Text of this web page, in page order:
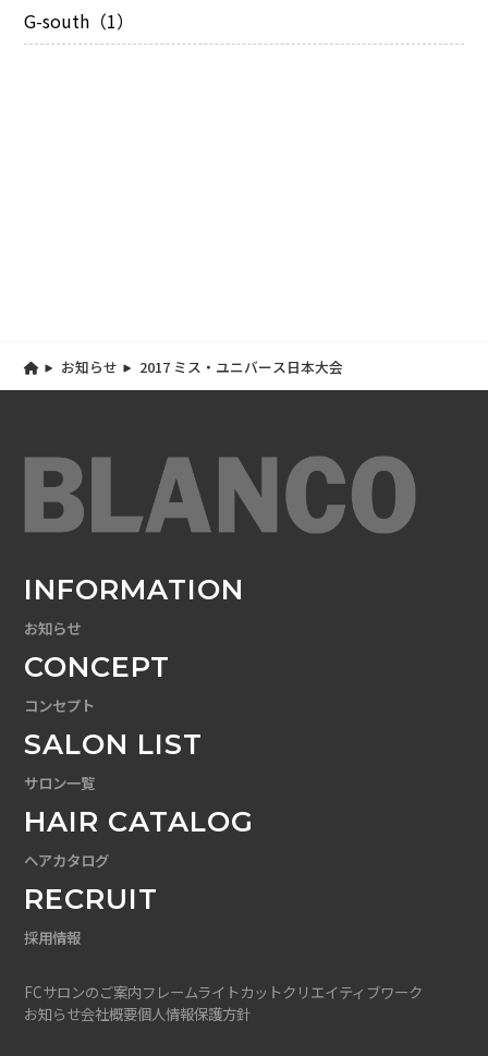
G-south（1）
お知らせ 2017 ミス・ユニバース日本大会
INFORMATION
お知らせ
CONCEPT
コンセプト
SALON LIST
サロン一覧
HAIR CATALOG
ヘアカタログ
RECRUIT
採用情報
FCサロンのご案内フレームライトカットクリエイティブワーク
お知らせ会社概要個人情報保護方針